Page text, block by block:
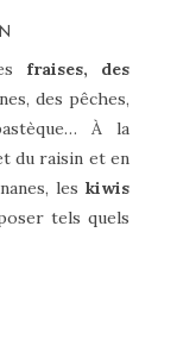
fraises, des
des pêches,
À la
du raisin et en
les kiwis
tels quels